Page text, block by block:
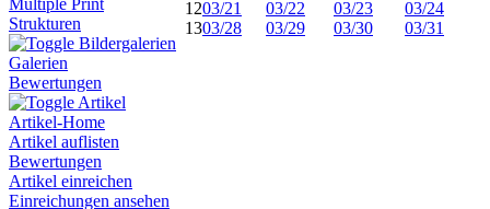
Multiple Print
Strukturen
Bildergalerien
Galerien
Bewertungen
Artikel
Artikel-Home
Artikel auflisten
Bewertungen
Artikel einreichen
Einreichungen ansehen
1203/21 03/22 03/23
03/24
1303/28 03/29 03/30 03/31